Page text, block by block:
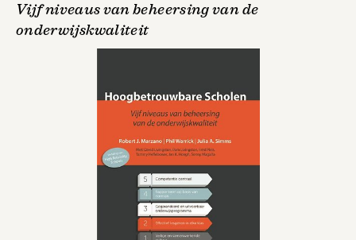
Vijf niveaus van beheersing van de
onderwijskwaliteit